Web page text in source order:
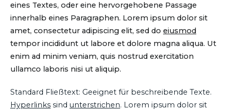
eines Textes, oder eine hervorgehobene Passage
innerhalb eines Paragraphen. Lorem ipsum dolor sit
amet, consectetur adipiscing elit, sed do eiusmod
tempor incididunt ut labore et dolore magna aliqua. Ut
enim ad minim veniam, quis nostrud exercitation
ullamco laboris nisi ut aliquip.
Standard Fließtext: Geeignet für beschreibende Texte.
Hyperlinks sind unterstrichen. Lorem ipsum dolor sit